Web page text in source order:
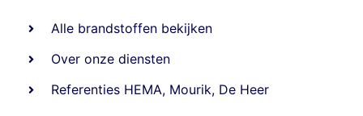
Alle brandstoffen bekijken
Over onze diensten
Referenties HEMA, Mourik, De Heer